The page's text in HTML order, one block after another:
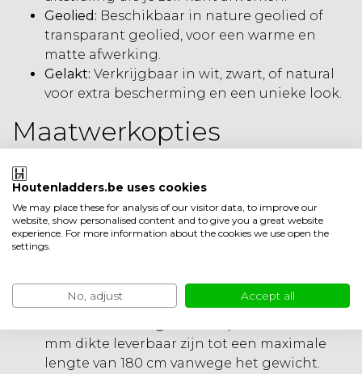
Geolied: Beschikbaar in nature geolied of
transparant geolied, voor een warme en
matte afwerking.
Gelakt: Verkrijgbaar in wit, zwart, of natural
voor extra bescherming en een unieke look.
Maatwerkopties
verkrijgbaar in een breed scala aan afmetingen:
Lengte:Van 40 cm tot 240 cm, met de
mogelijkheid om de lengte te specificeren
op een halve centimeter nauwkeurig.
cm, 25 cm en 30 cm.
Dikte:Beschikbaar in 32 mm of 40 mm dikte.
mm dikte leverbaar zijn tot een maximale
lengte van 180 cm vanwege het gewicht.
Houtenladders.be uses cookies
We may place these for analysis of our visitor data, to improve our
website, show personalised content and to give you a great website
experience. For more information about the cookies we use open the
settings.
No, adjust Accept all